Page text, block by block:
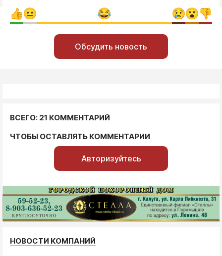
Обсудить новость
ВСЕГО: 21 КОММЕНТАРИЙ
ЧТОБЫ ОСТАВЛЯТЬ КОММЕНТАРИИ
Авторизуйтесь
НОВОСТИ КОМПАНИЙ